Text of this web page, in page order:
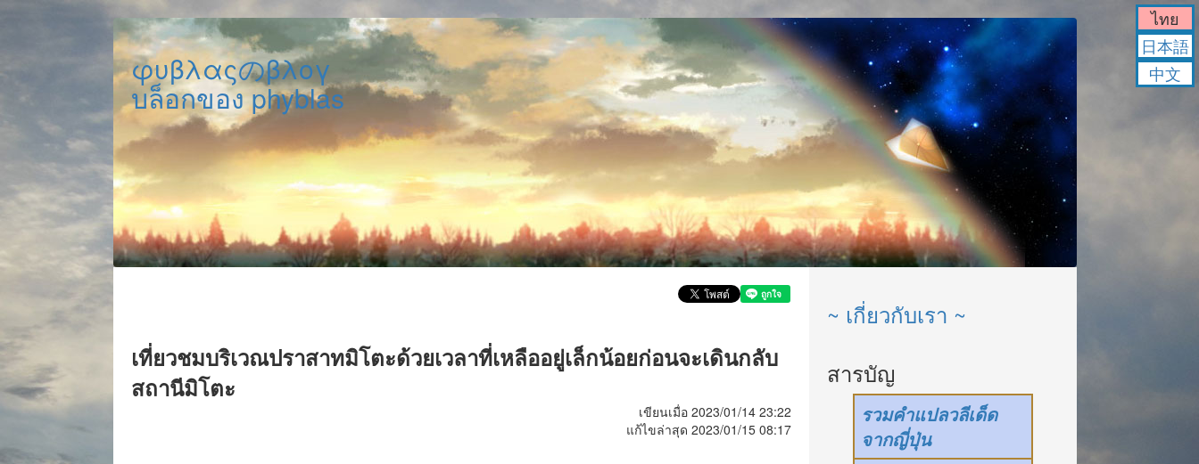
φυβλαςのβλογ
บล็อกของ phyblas
เที่ยวชมบริเวณปราสาทมิโตะด้วยเวลาที่เหลืออยู่เล็กน้อยก่อนจะเดินกลับ
สถานีมิโตะ
เขียนเมื่อ 2023/01/14 23:22
แก้ไขล่าสุด 2023/01/15 08:17
~ เกี่ยวกับเรา ~
สารบัญ
รวมคำแปลวลีเด็ด
จากญี่ปุ่น
ไทย
日本語
中文